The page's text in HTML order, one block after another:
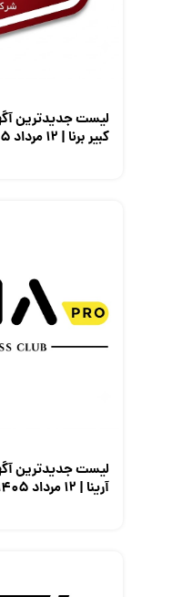
معرفی متخصصان منابع
لیست جدیدترین
کبیر برنا | ۱۲ مرداد ۱۴۰۵
لیست جدیدترین
آرینا | ۱۲ مرداد ۱۴۰۵